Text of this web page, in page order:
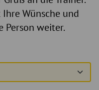
Wünsche und
Person weiter.